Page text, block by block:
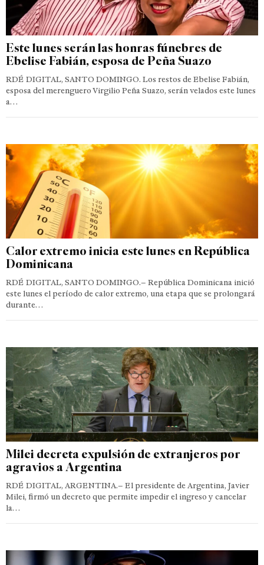
Este lunes serán las honras fúnebres de
Ebelise Fabián, esposa de Peña Suazo
RDÉ DIGITAL, SANTO DOMINGO. Los restos de Ebelise Fabián,
esposa del merenguero Virgilio Peña Suazo, serán velados este lunes
a…
Calor extremo inicia este lunes en República
Dominicana
RDÉ DIGITAL, SANTO DOMINGO.– República Dominicana inició
este lunes el período de calor extremo, una etapa que se prolongará
durante…
Milei decreta expulsión de extranjeros por
agravios a Argentina
RDÉ DIGITAL, ARGENTINA.– El presidente de Argentina, Javier
Milei, firmó un decreto que permite impedir el ingreso y cancelar
la…